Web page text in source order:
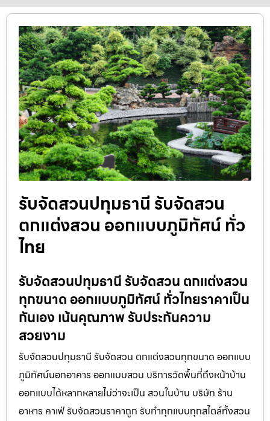
รับจัดสวนปทุมธานี รับจัดสวน
ตกแต่งสวน ออกแบบภูมิทัศน์ ทั่ว
ไทย
รับจัดสวนปทุมธานี รับจัดสวน ตกแต่งสวน
ทุกขนาด ออกแบบภูมิทัศน์ ทั่วไทยราคาเป็น
กันเอง เน้นคุณภาพ รับประกันความ
สวยงาม
รับจัดสวนปทุมธานี รับจัดสวน ตกแต่งสวนทุกขนาด ออกแบบ
ภูมิทัศน์นอกอาคาร ออกแบบสวน บริการวัดพื้นที่ถึงหน้าบ้าน
ออกแบบได้หลากหลายไม่ว่าจะเป็น สวนในบ้าน บริษัท ร้าน
อาหาร คาเฟ่ รับจัดสวนราคาถูก รับทำทุกแบบทุกสไตล์ทั้งสวน